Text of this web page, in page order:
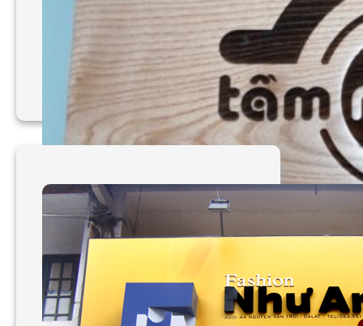
Mẫu chữ nổi inox ghép
mica
Bảng hiệu chữ nổi mica
cây dù